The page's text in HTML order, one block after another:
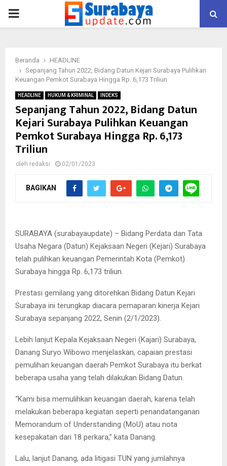
PRIMARY
Beranda
HEADLINE
Sepanjang Tahun 2022, Bidang Datun Kejari Surabaya Pulihkan
Keuangan Pemkot Surabaya Hingga Rp. 6,173 Triliun
HEADLINE HUKUM & KRIMINAL INDEKS
Sepanjang Tahun 2022, Bidang Datun
Kejari Surabaya Pulihkan Keuangan
Pemkot Surabaya Hingga Rp. 6,173
Triliun
oleh redaksi 02/01/2023
BAGIKAN
Kajari Surabaya, Danang Suryo Wibowo saat memaparkan
SURABAYA (surabayaupdate) – Bidang Perdata dan Tata
Usaha Negara (Datun) Kejaksaan Negeri (Kejari) Surabaya
telah pulihkan keuangan Pemerintah Kota (Pemkot)
Surabaya hingga Rp. 6,173 triliun.
Prestasi gemilang yang ditorehkan Bidang Datun Kejari
Surabaya ini terungkap diacara pemaparan kinerja Kejari
Surabaya sepanjang 2022, Senin (2/1/2023).
Lebih lanjut Kepala Kejaksaan Negeri (Kajari) Surabaya,
Danang Suryo Wibowo menjelaskan, capaian prestasi
pemulihan keuangan daerah Pemkot Surabaya itu berkat
beberapa usaha yang telah dilakukan Bidang Datun.
“Kami bisa memulihkan keuangan daerah, karena telah
melakukan beberapa kegiatan seperti penandatanganan
Memorandum of Understanding (MoU) atau nota
kesepakatan dari 18 perkara,” kata Danang.
Lalu, lanjut Danang, ada litigasi TUN yang jumlahnya